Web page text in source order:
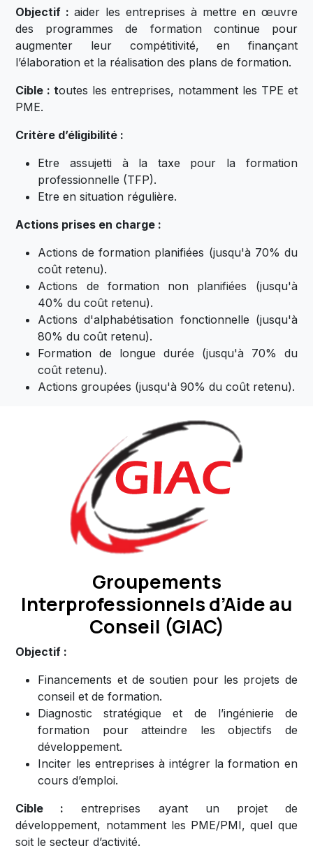
Objectif :aider les entreprises à mettre en œuvre
des programmes de formation continue pour
augmenter leur compétitivité, en finançant
l’élaboration et la réalisation des plans de formation.
Cible : toutes les entreprises, notamment les TPE et
PME.
Critère d’éligibilité :
Etre assujetti à la taxe pour la formation
professionnelle (TFP).
Etre en situation régulière.
Actions prises en charge :
Actions de formation planifiées (jusqu'à 70% du
coût retenu).
Actions de formation non planifiées (jusqu'à
40% du coût retenu).
Actions d'alphabétisation fonctionnelle (jusqu'à
80% du coût retenu).
Formation de longue durée (jusqu'à 70% du
coût retenu).
Actions groupées (jusqu'à 90% du coût retenu).
Groupements
Interprofessionnels d’Aide au
Conseil (GIAC)
Objectif :
Financements et de soutien pour les projets de
conseil et de formation.
Diagnostic stratégique et de l’ingénierie de
formation pour atteindre les objectifs de
développement.
Inciter les entreprises à intégrer la formation en
cours d’emploi.
Cible : entreprises ayant un projet de
développement, notamment les PME/PMI, quel que
soit le secteur d’activité.